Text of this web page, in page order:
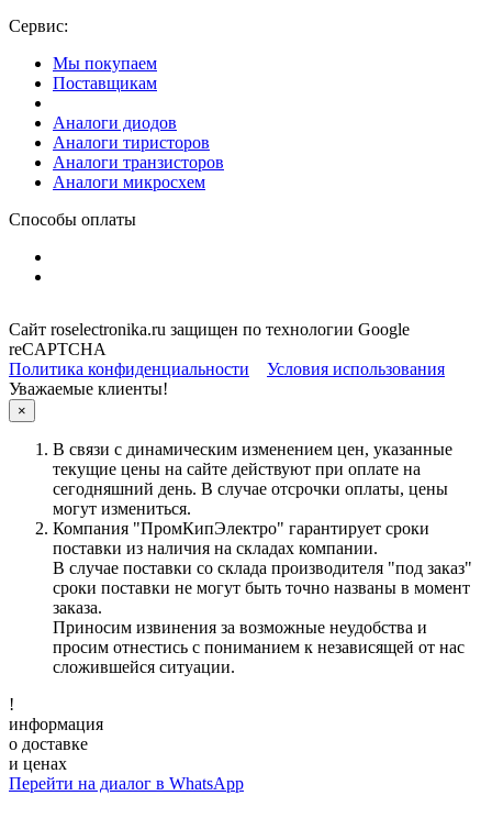
Сервис:
Мы покупаем
Поставщикам
Аналоги диодов
Аналоги тиристоров
Аналоги транзисторов
Аналоги микросхем
Способы оплаты
Сайт roselectronika.ru защищен по технологии Google
reCAPTCHA
Политика конфиденциальности
Условия использования
Уважаемые клиенты!
×
В связи с динамическим изменением цен, указанные
текущие цены на сайте действуют при оплате на
сегодняшний день. В случае отсрочки оплаты, цены
могут измениться.
Компания "ПромКипЭлектро" гарантирует сроки
поставки из наличия на складах компании.
В случае поставки со склада производителя "под заказ"
сроки поставки не могут быть точно названы в момент
заказа.
Приносим извинения за возможные неудобства и
просим отнестись с пониманием к независящей от нас
сложившейся ситуации.
!
информация
о доставке
и ценах
Перейти на диалог в WhatsApp